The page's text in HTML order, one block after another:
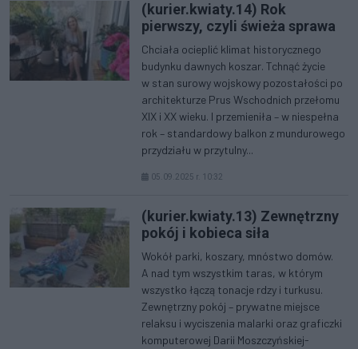
(kurier.kwiaty.14) Rok
pierwszy, czyli świeża sprawa
Chciała ocieplić klimat historycznego
budynku dawnych koszar. Tchnąć życie
w stan surowy wojskowy pozostałości po
architekturze Prus Wschodnich przełomu
XIX i XX wieku. I przemieniła – w niespełna
rok – standardowy balkon z mundurowego
przydziału w przytulny...
05.09.2025 r. 10:32
(kurier.kwiaty.13) Zewnętrzny
pokój i kobieca siła
Wokół parki, koszary, mnóstwo domów.
A nad tym wszystkim taras, w którym
wszystko łączą tonacje rdzy i turkusu.
Zewnętrzny pokój – prywatne miejsce
relaksu i wyciszenia malarki oraz graficzki
komputerowej Darii Moszczyńskiej-